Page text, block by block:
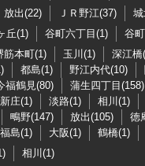
放出(22) ＪＲ野江(37)
丘(1) 谷町六丁目(1) 谷
筋本町(1) 玉川(1) 深江橋
都島(1) 野江内代(10)
福鶴見(80) 蒲生四丁目(158)
庄(1) 淡路(1) 相川(1)
鴫野(147) 放出(105) 徳
福島(1) 大阪(1) 鶴橋(1)
相川(1)